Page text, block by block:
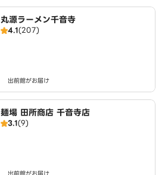
丸源ラーメン千音寺
4.1(207)
出前館がお届け
麺場 田所商店 千音寺店
3.1(9)